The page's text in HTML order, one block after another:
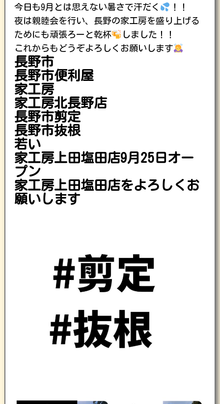
今日も9月とは思えない暑さで汗だく
！！
夜は親睦会を行い、長野の家工房を盛り上げる
ためにも頑張ろーと乾杯
しました！！
これからもどうぞよろしくお願いします
長野市
長野市便利屋
家工房
家工房北長野店
長野市剪定
長野市抜根
若い
家工房上田塩田店9月25日オー
プン
家工房上田塩田店をよろしくお
願いします